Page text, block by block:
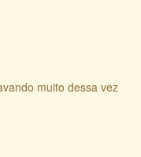
muito dessa vez